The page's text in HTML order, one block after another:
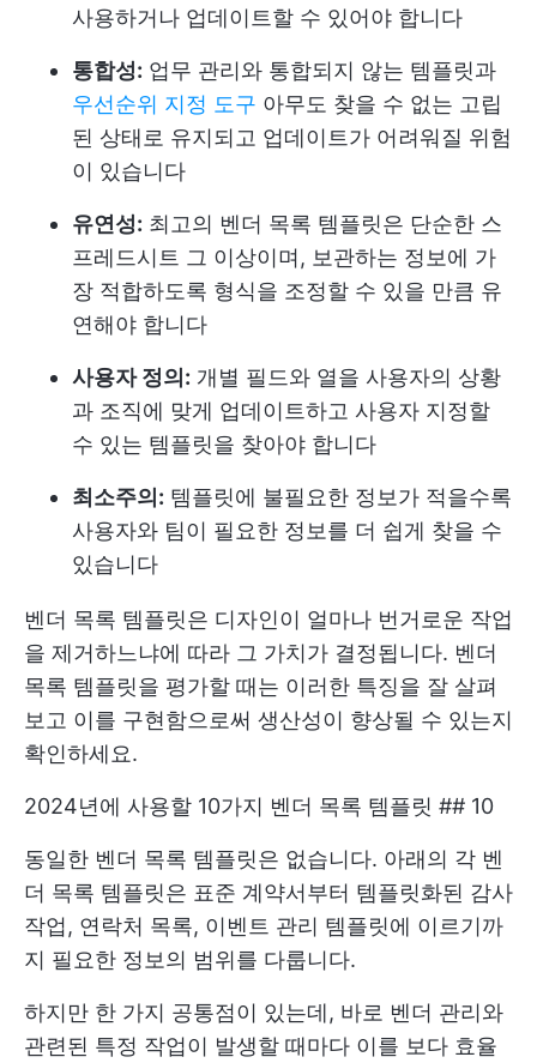
사용하거나 업데이트할 수 있어야 합니다
통합성: 업무 관리와 통합되지 않는 템플릿과
우선순위 지정 도구 아무도 찾을 수 없는 고립
된 상태로 유지되고 업데이트가 어려워질 위험
이 있습니다
유연성: 최고의 벤더 목록 템플릿은 단순한 스
프레드시트 그 이상이며, 보관하는 정보에 가
장 적합하도록 형식을 조정할 수 있을 만큼 유
연해야 합니다
사용자 정의: 개별 필드와 열을 사용자의 상황
과 조직에 맞게 업데이트하고 사용자 지정할
수 있는 템플릿을 찾아야 합니다
최소주의: 템플릿에 불필요한 정보가 적을수록
사용자와 팀이 필요한 정보를 더 쉽게 찾을 수
있습니다
벤더 목록 템플릿은 디자인이 얼마나 번거로운 작업
을 제거하느냐에 따라 그 가치가 결정됩니다. 벤더
목록 템플릿을 평가할 때는 이러한 특징을 잘 살펴
보고 이를 구현함으로써 생산성이 향상될 수 있는지
확인하세요.
2024년에 사용할 10가지 벤더 목록 템플릿 ## 10
동일한 벤더 목록 템플릿은 없습니다. 아래의 각 벤
더 목록 템플릿은 표준 계약서부터 템플릿화된 감사
작업, 연락처 목록, 이벤트 관리 템플릿에 이르기까
지 필요한 정보의 범위를 다룹니다.
하지만 한 가지 공통점이 있는데, 바로 벤더 관리와
관련된 특정 작업이 발생할 때마다 이를 보다 효율